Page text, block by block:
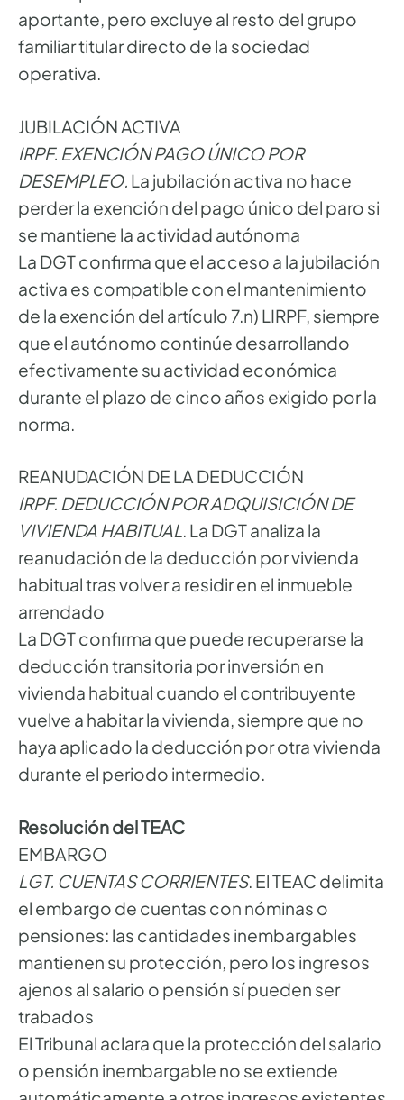
aportante, pero excluye al resto del grupo
familiar titular directo de la sociedad
operativa.
JUBILACIÓN ACTIVA
IRPF. EXENCIÓN PAGO ÚNICO POR
DESEMPLEO. La jubilación activa no hace
perder la exención del pago único del paro si
se mantiene la actividad autónoma
La DGT confirma que el acceso a la jubilación
activa es compatible con el mantenimiento
de la exención del artículo 7.n) LIRPF, siempre
que el autónomo continúe desarrollando
efectivamente su actividad económica
durante el plazo de cinco años exigido por la
norma.
REANUDACIÓN DE LA DEDUCCIÓN
IRPF. DEDUCCIÓN POR ADQUISICIÓN DE
VIVIENDA HABITUAL. La DGT analiza la
reanudación de la deducción por vivienda
habitual tras volver a residir en el inmueble
arrendado
La DGT confirma que puede recuperarse la
deducción transitoria por inversión en
vivienda habitual cuando el contribuyente
vuelve a habitar la vivienda, siempre que no
haya aplicado la deducción por otra vivienda
durante el periodo intermedio.
Resolución del TEAC
EMBARGO
LGT. CUENTAS CORRIENTES. El TEAC delimita
el embargo de cuentas con nóminas o
pensiones: las cantidades inembargables
mantienen su protección, pero los ingresos
ajenos al salario o pensión sí pueden ser
trabados
El Tribunal aclara que la protección del salario
o pensión inembargable no se extiende